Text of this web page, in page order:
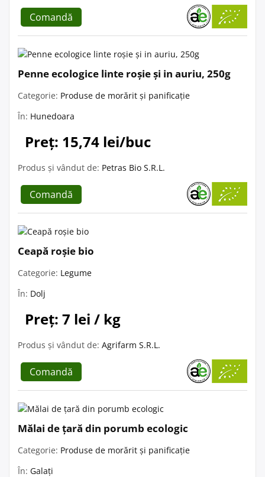
Comandă
Penne ecologice linte roșie și in auriu, 250g
Categorie: Produse de morărit și panificație
În: Hunedoara
Preț: 15,74 lei/buc
Produs și vândut de: Petras Bio S.R.L.
Comandă
Ceapă roșie bio
Categorie: Legume
În: Dolj
Preț: 7 lei / kg
Produs și vândut de: Agrifarm S.R.L.
Comandă
Mălai de țară din porumb ecologic
Categorie: Produse de morărit și panificație
În: Galați